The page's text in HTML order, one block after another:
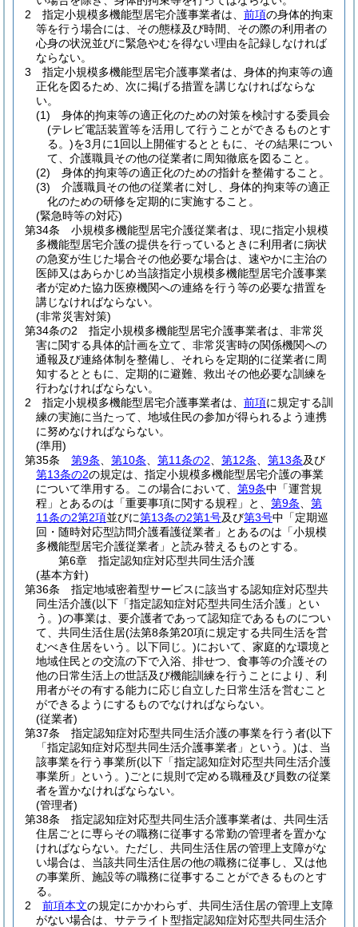
2
指定小規模多機能型居宅介護事業者は、 前項の身体的拘束
等を行う場合には、その態様及び時間、その際の利用者の
心身の状況並びに緊急やむを得ない理由を記録しなければ
ならない。
3
指定小規模多機能型居宅介護事業者は、身体的拘束等の適
正化を図るため、次に掲げる措置を講じなければならな
い。
(1)
身体的拘束等の適正化のための対策を検討する委員会
(テレビ電話装置等を活用して行うことができるものとす
る。)を3月に1回以上開催するとともに、その結果につい
て、介護職員その他の従業者に周知徹底を図ること。
(2)
身体的拘束等の適正化のための指針を整備すること。
(3)
介護職員その他の従業者に対し、身体的拘束等の適正
化のための研修を定期的に実施すること。
(緊急時等の対応)
第34条
小規模多機能型居宅介護従業者は、現に指定小規模
多機能型居宅介護の提供を行っているときに利用者に病状
の急変が生じた場合その他必要な場合は、速やかに主治の
医師又はあらかじめ当該指定小規模多機能型居宅介護事業
者が定めた協力医療機関への連絡を行う等の必要な措置を
講じなければならない。
(非常災害対策)
第34条の2
指定小規模多機能型居宅介護事業者は、非常災
害に関する具体的計画を立て、非常災害時の関係機関への
通報及び連絡体制を整備し、それらを定期的に従業者に周
知するとともに、定期的に避難、救出その他必要な訓練を
行わなければならない。
2
指定小規模多機能型居宅介護事業者は、 前項に規定する訓
練の実施に当たって、地域住民の参加が得られるよう連携
に努めなければならない。
(準用)
第35条
第9条 第10条 第11条の2 第12条 第13条及び
第13条の2の規定は、指定小規模多機能型居宅介護の事業
について準用する。
この場合において、 第9条中「運営規
程」とあるのは「重要事項に関する規程」と、 第9条
第
11条の2第2項並びに第13条の2第1号及び第3号中「定期巡
回・随時対応型訪問介護看護従業者」とあるのは「小規模
多機能型居宅介護従業者」と読み替えるものとする。
第6章
指定認知症対応型共同生活介護
(基本方針)
第36条
指定地域密着型サービスに該当する認知症対応型共
同生活介護(以下「指定認知症対応型共同生活介護」とい
う。)の事業は、要介護者であって認知症であるものについ
て、共同生活住居(法第8条第20項に規定する共同生活を営
むべき住居をいう。以下同じ。)において、家庭的な環境と
地域住民との交流の下で入浴、排せつ、食事等の介護その
他の日常生活上の世話及び機能訓練を行うことにより、利
用者がその有する能力に応じ自立した日常生活を営むこと
ができるようにするものでなければならない。
(従業者)
第37条
指定認知症対応型共同生活介護の事業を行う者(以下
「指定認知症対応型共同生活介護事業者」という。)は、当
該事業を行う事業所(以下「指定認知症対応型共同生活介護
事業所」という。)ごとに規則で定める職種及び員数の従業
者を置かなければならない。
(管理者)
第38条
指定認知症対応型共同生活介護事業者は、共同生活
住居ごとに専らその職務に従事する常勤の管理者を置かな
ければならない。 ただし、共同生活住居の管理上支障がな
い場合は、当該共同生活住居の他の職務に従事し、又は他
の事業所、施設等の職務に従事することができるものとす
る。
2
前項本文の規定にかかわらず、共同生活住居の管理上支障
がない場合は、サテライト型指定認知症対応型共同生活介